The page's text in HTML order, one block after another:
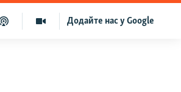
Додайте нас у Google